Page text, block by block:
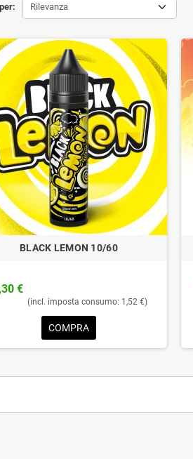
Rilevanza
BLACK LEMON 10/60
€
(incl. imposta consumo: 1,52 €)
COMPRA